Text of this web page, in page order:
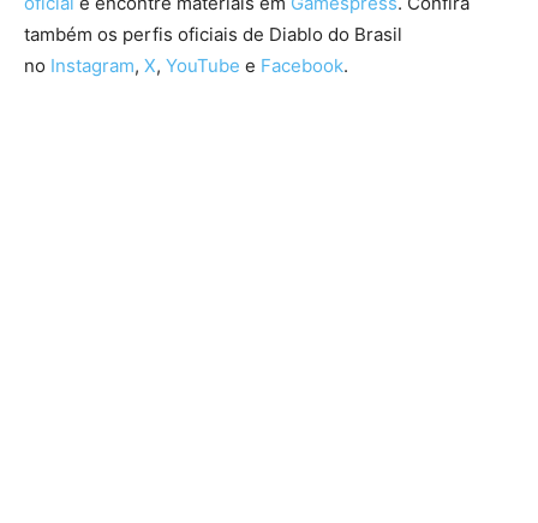
também os perfis oficiais de Diablo do Brasil
no Instagram, X, YouTube e Facebook.